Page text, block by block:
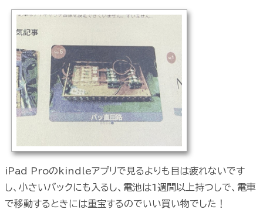
iPad Proのkindleアプリで見るよりも目は疲れないです
し、小さいバックにも入るし、電池は1週間以上持つしで、電車
で移動するときには重宝するのでいい買い物でした！